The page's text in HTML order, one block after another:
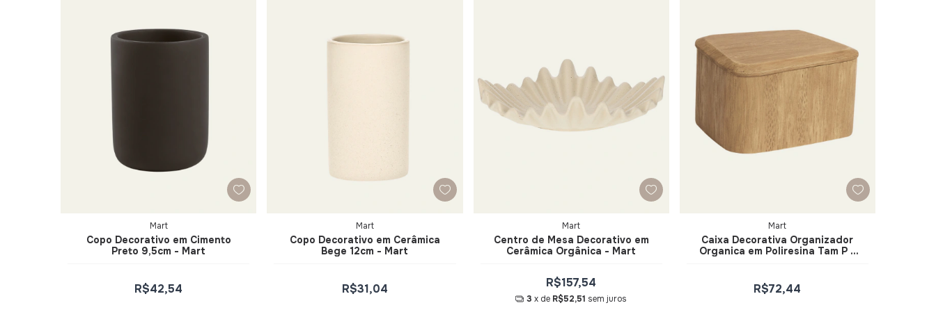
Mart
Copo Decorativo em Cimento
Preto 9,5cm - Mart
R$42,54
Mart
Copo Decorativo em Cerâmica
Bege 12cm - Mart
R$31,04
Mart
Centro de Mesa Decorativo em
Cerâmica Orgânica - Mart
R$157,54
3 x de R$52,51 sem juros
Mart
Caixa Decorativa Organizador
Organica em Poliresina Tam P -
R$72,44